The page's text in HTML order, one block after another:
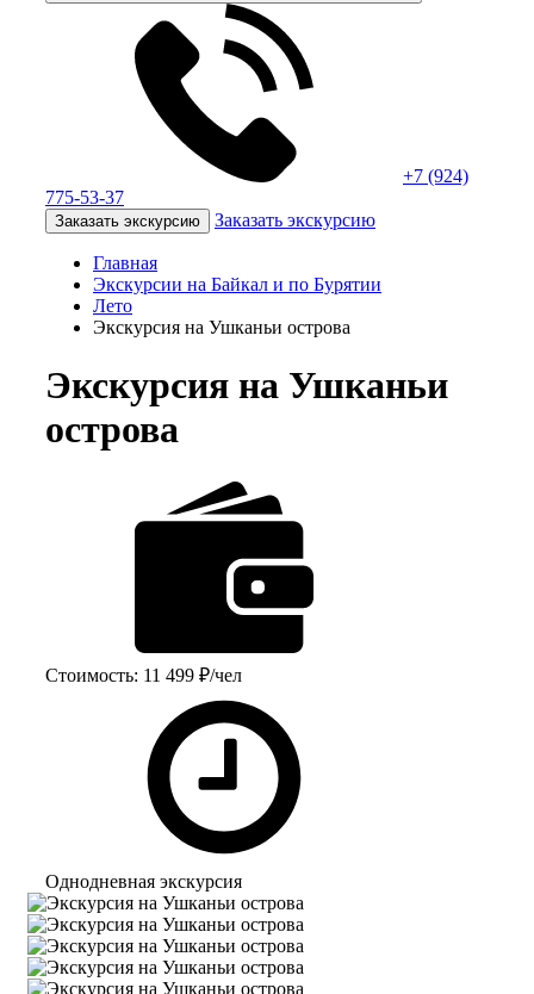
+7 (924)
775-53-37
Заказать экскурсию Заказать экскурсию
Главная
Экскурсии на Байкал и по Бурятии
Лето
Экскурсия на Ушканьи острова
Экскурсия на Ушканьи
острова
Стоимость: 11 499 ₽/чел
Однодневная экскурсия